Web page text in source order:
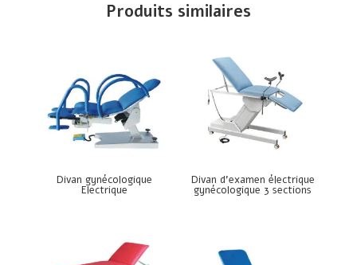
Produits similaires
Divan gynécologique
Electrique
Divan d’examen électrique
gynécologique 3 sections